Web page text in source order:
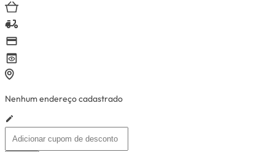
Nenhum endereço cadastrado